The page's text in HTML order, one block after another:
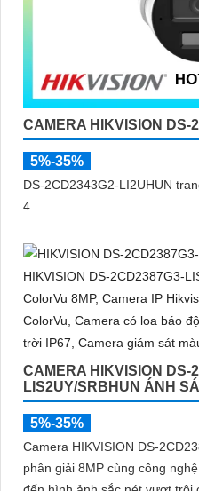
CAMERA HIKVISION DS-
5%-35%
DS-2CD2343G2-LI2UHUN
4
CAMERA HIKVISION DS-
LIS2UY/SRBHUN ÁNH
5%-35%
Camera HIKVISION DS-
phân giải 8MP cùng công